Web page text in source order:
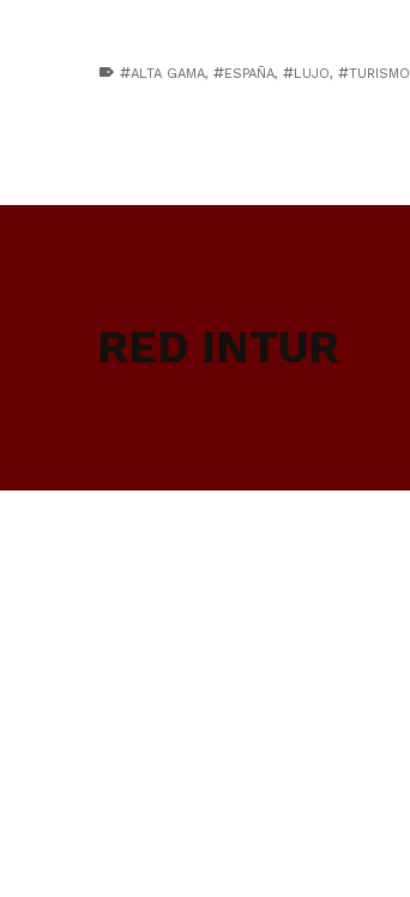
ALTA GAMA, ESPAÑA, LUJO, TURISMO
RED INTUR